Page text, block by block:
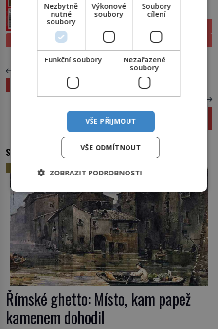
PROLISTOVAT
PŘEDPLATNÉ
TIŠTĚNÉ
Hlídací pes demokracie: Semyour Hers
DALŠÍ ČLÁNEK
Lidský mozek v těle zvířete: Jak blízko jsme k
vědomým hybridům?
SOUVISEJÍCÍ ČLÁNKY
HISTORIE
Římské ghetto: Místo, kam papež
kamenem dohodil
Nezbytně
nutné
soubory
Výkonové
soubory
Soubory
cílení
Funkční soubory
Nezařazené
soubory
VŠE PŘIJMOUT
VŠE ODMÍTNOUT
ZOBRAZIT PODROBNOSTI